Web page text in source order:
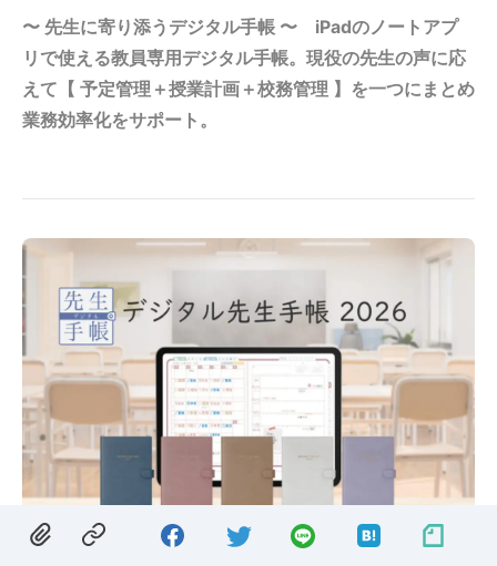
〜 先生に寄り添うデジタル手帳 〜 iPadのノートアプ
リで使える教員専用デジタル手帳。現役の先生の声に応
えて【 予定管理＋授業計画＋校務管理 】を一つにまとめ
業務効率化をサポート。
HELLO PLANNER（北海道・函館／代表：草島 実則）ではiPadで使